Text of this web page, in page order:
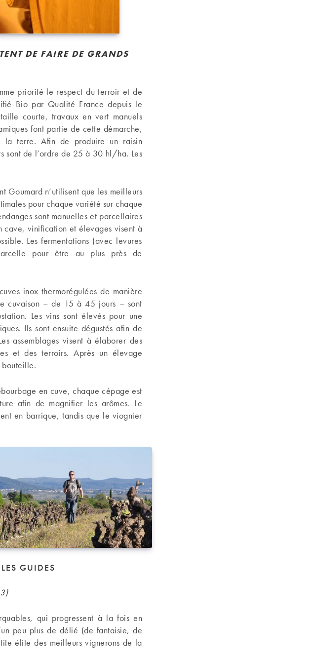
DE FAIRE DE GRANDS
priorité le respect du terroir et de
Bio par Qualité France depuis le
courte, travaux en vert manuels
font partie de cette démarche,
la terre. Afin de produire un raisin
sont de l’ordre de 25 à 30 hl/ha. Les
Goumard n’utilisent que les meilleurs
pour chaque variété sur chaque
sont manuelles et parcellaires
vinification et élevages visent à
Les fermentations (avec levures
pour être au plus près de
inox thermorégulées de manière
cuvaison – de 15 à 45 jours – sont
Les vins sont élevés pour une
Ils sont ensuite dégustés afin de
assemblages visent à élaborer des
et des terroirs. Après un élevage
bouteille.
en cuve, chaque cépage est
afin de magnifier les arômes. Le
en barrique, tandis que le viognier
GUIDES
qui progressent à la fois en
peu plus de délié (de fantaisie, de
élite des meilleurs vignerons de la